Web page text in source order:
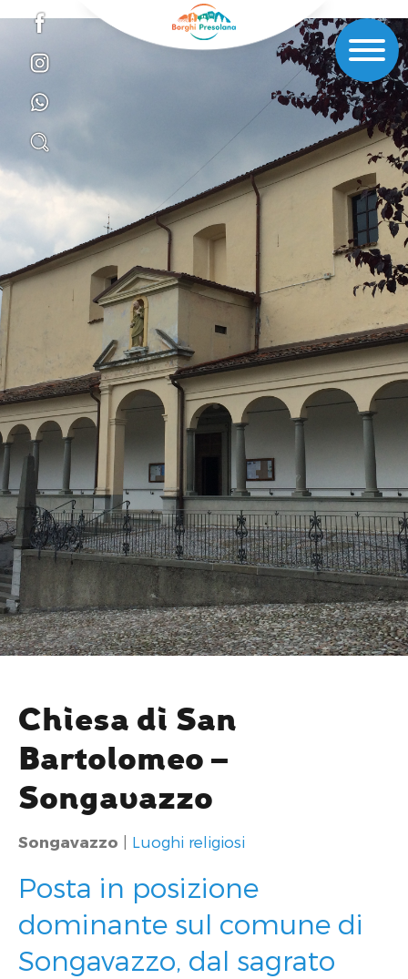
Chiesa di San
Bartolomeo –
Songavazzo
Songavazzo Luoghi religiosi
Posta in posizione
dominante sul comune di
Songavazzo, dal sagrato